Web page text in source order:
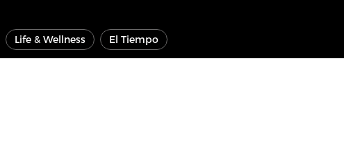
Life & Wellness El Tiempo